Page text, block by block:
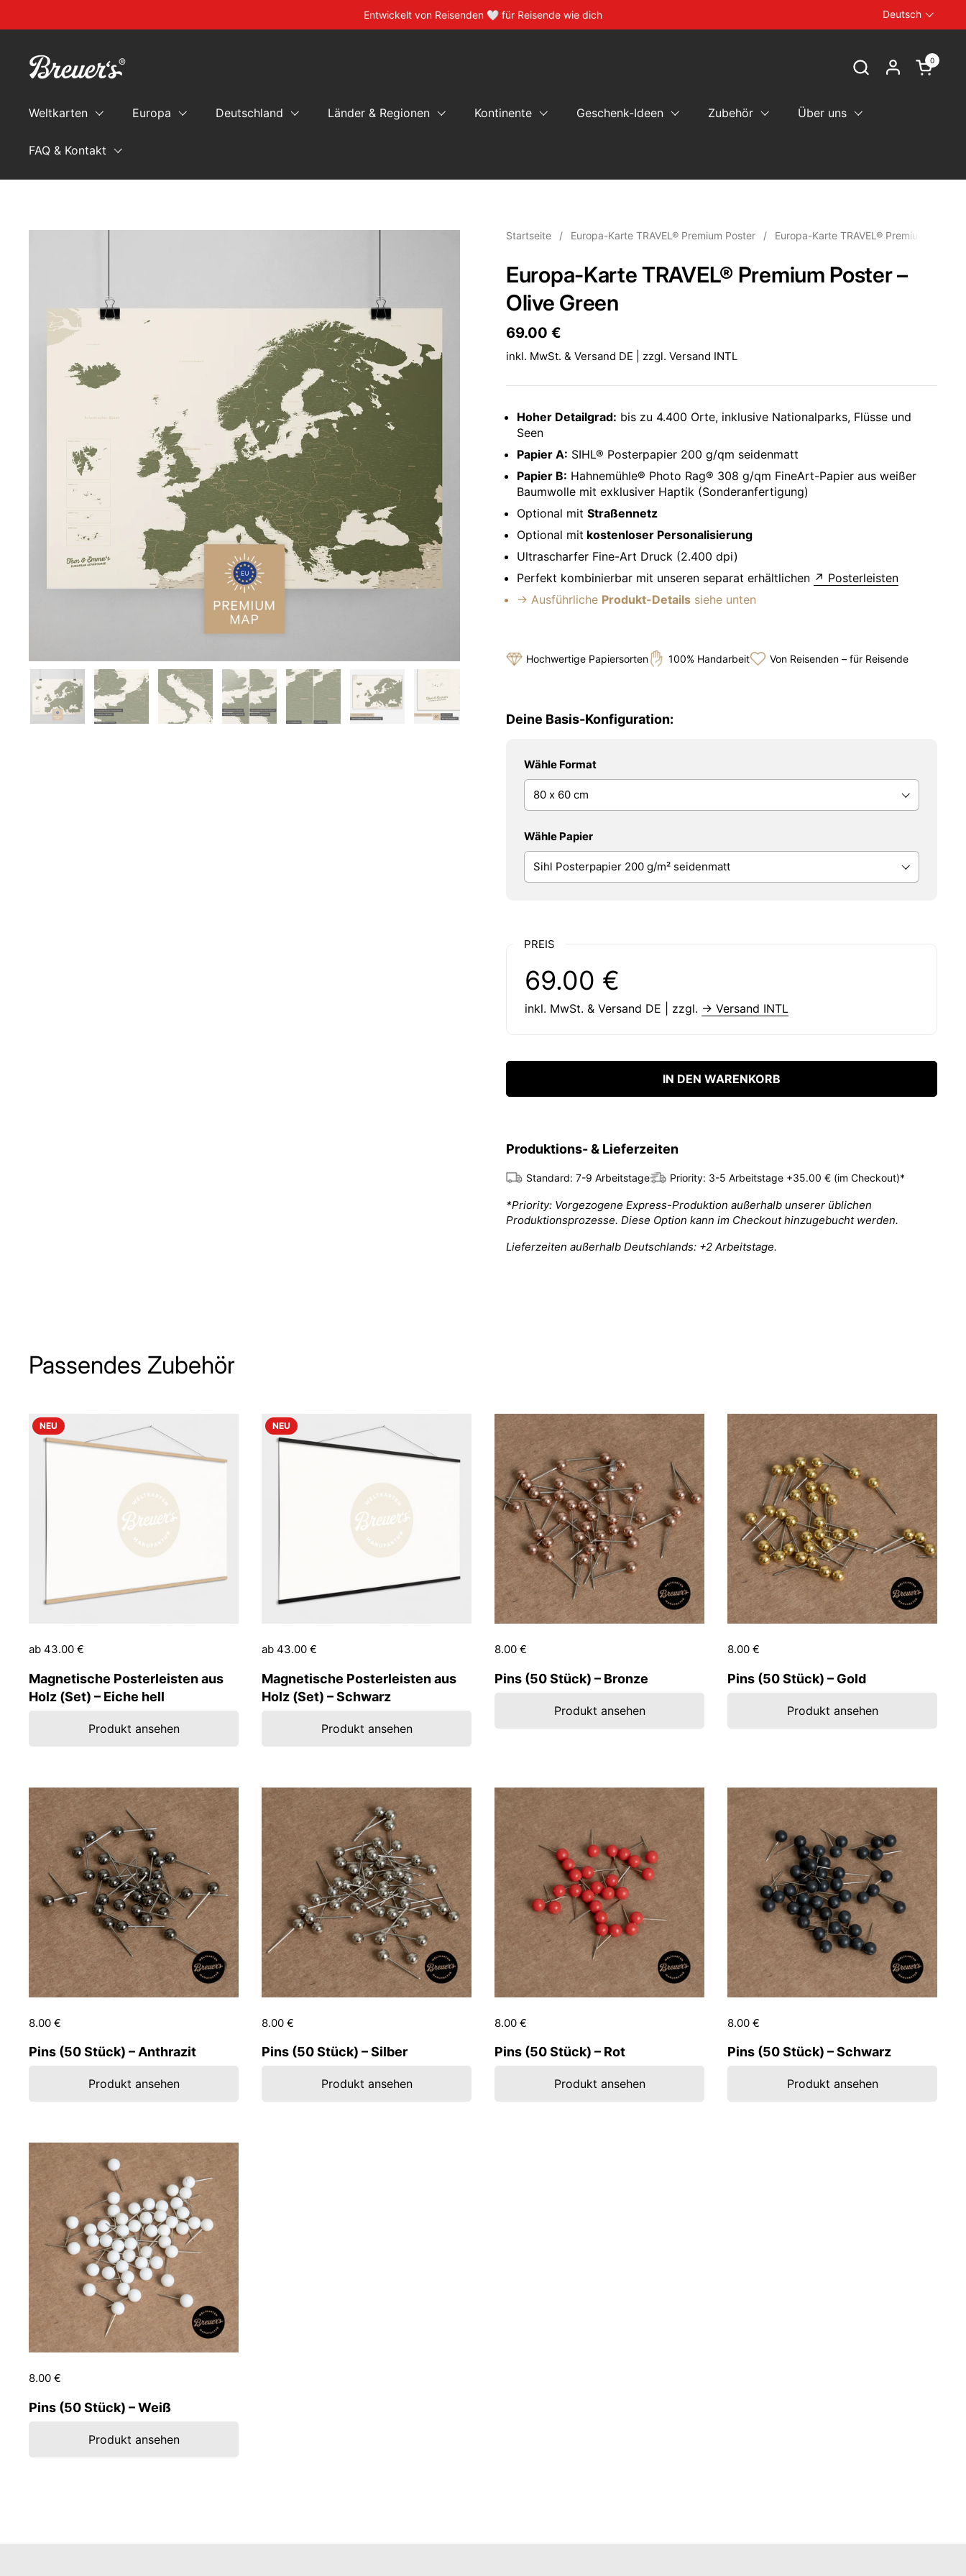
Entwickelt von Reisenden 🤍 für Reisende wie dich Sprache
Deutsch
0
Weltkarten Europa Deutschland Länder & Regionen Kontinente Geschenk-Ideen Zubehör Über uns
FAQ & Kontakt
Startseite / Europa-Karte TRAVEL® Premium Poster / Europa-Karte TRAVEL® Premium Poster
Europa-Karte TRAVEL® Premium Poster –
Olive Green
Preis:
69.00 €
inkl. MwSt. & Versand DE | zzgl. Versand INTL
Hoher Detailgrad: bis zu 4.400 Orte, inklusive Nationalparks, Flüsse und
Seen
Papier A: SIHL® Posterpapier 200 g/qm seidenmatt
Papier B: Hahnemühle® Photo Rag® 308 g/qm FineArt-Papier aus weißer
Baumwolle mit exklusiver Haptik (Sonderanfertigung)
Optional mit Straßennetz
Optional mit kostenloser Personalisierung
Ultrascharfer Fine-Art Druck (2.400 dpi)
Perfekt kombinierbar mit unseren separat erhältlichen ↗ Posterleisten
→ Ausführliche Produkt-Details siehe unten
Hochwertige Papiersorten 100% Handarbeit Von Reisenden – für Reisende
Deine Basis-Konfiguration:
Wähle Format
Wähle Papier
PREIS
Preis:
69.00 €
Regulärer Preis:
inkl. MwSt. & Versand DE | zzgl. → Versand INTL
IN DEN WARENKORB
Produktions- & Lieferzeiten
Standard: 7-9 Arbeitstage Priority: 3-5 Arbeitstage +35.00 € (im Checkout)*
*Priority: Vorgezogene Express-Produktion außerhalb unserer üblichen
Produktionsprozesse. Diese Option kann im Checkout hinzugebucht werden.
Lieferzeiten außerhalb Deutschlands: +2 Arbeitstage.
Passendes Zubehör
Preis:
ab 43.00 €
Magnetische Posterleisten aus
Holz (Set) – Eiche hell
Produkt ansehen
NEU
Preis:
ab 43.00 €
Magnetische Posterleisten aus
Holz (Set) – Schwarz
Produkt ansehen
NEU
Preis:
8.00 €
Pins (50 Stück) – Bronze
Produkt ansehen
Preis:
8.00 €
Pins (50 Stück) – Gold
Produkt ansehen
Preis:
8.00 €
Pins (50 Stück) – Anthrazit
Produkt ansehen
Preis:
8.00 €
Pins (50 Stück) – Silber
Produkt ansehen
Preis:
8.00 €
Pins (50 Stück) – Rot
Produkt ansehen
Preis:
8.00 €
Pins (50 Stück) – Schwarz
Produkt ansehen
Preis:
8.00 €
Pins (50 Stück) – Weiß
Produkt ansehen